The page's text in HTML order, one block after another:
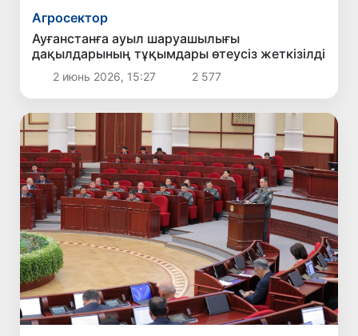
Агросектор
Ауғанстанға ауыл шаруашылығы
дақылдарының тұқымдары өтеусіз жеткізілді
2 июнь 2026, 15:27 2 577